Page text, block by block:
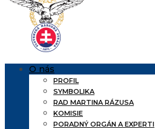
O nás
PROFIL
SYMBOLIKA
RAD MARTINA RÁZUSA
KOMISIE
PORADNÝ ORGÁN A EXPERTI